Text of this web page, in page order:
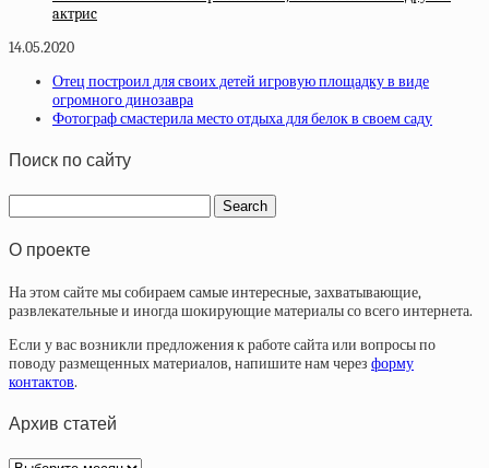
aктpиc
14.05.2020
Отец построил для своих детей игровую площадку в виде
огромного динозавра
Фотограф смастерила место отдыха для белок в своем саду
Поиск по сайту
О проекте
На этом сайте мы собираем самые интересные, захватывающие,
развлекательные и иногда шокирующие материалы со всего интернета.
Если у вас возникли предложения к работе сайта или вопросы по
поводу размещенных материалов, напишите нам через форму
контактов.
Архив статей